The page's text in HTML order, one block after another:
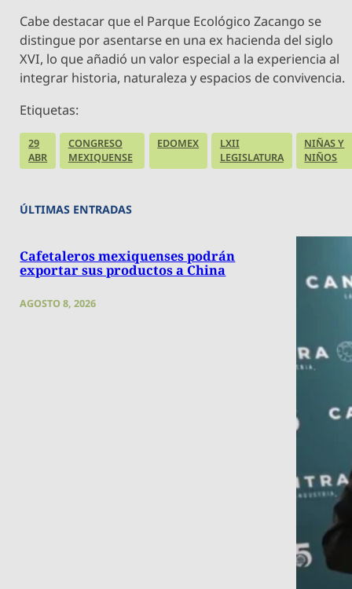
Cabe destacar que el Parque Ecológico Zacango se
distingue por asentarse en una ex hacienda del siglo
XVI, lo que añadió un valor especial a la experiencia al
integrar historia, naturaleza y espacios de convivencia.
Etiquetas:
29
ABR
CONGRESO
MEXIQUENSE
EDOMEX
LXII
LEGISLATURA
NIÑAS Y
NIÑOS
ÚLTIMAS ENTRADAS
Cafetaleros mexiquenses podrán
exportar sus productos a China
AGOSTO 8, 2026